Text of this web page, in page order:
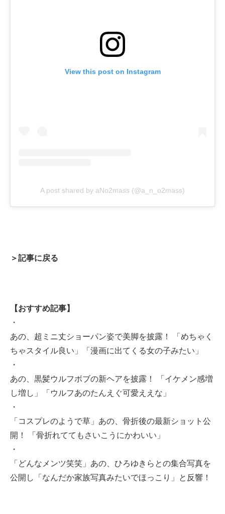
View this post on Instagram
A post shared by aNo2mass (@a_n_o2mass)
＞記事に戻る
【おすすめ記事】
・
あの、超ミニ丈ショーパン姿で美脚を披露！ 「めちゃく
ちゃスタイル良い」「漫画に出てくる女の子みたい」
・
あの、黒髪ウルフボブの新ヘアを披露！ 「イケメン感増
し増し」「ウルフあのたんえぐ可愛ええな」
・
「コスプレのようで草」あの、骨折後の最新ショット公
開！ 「骨折れててもさいこうにかわいい」
・
「どんなメンツ笑笑」あの、ひろゆきらとの集合写真を
公開し「なんだか家族写真みたいでほっこり」と反響！